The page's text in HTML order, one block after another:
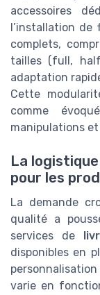
accessoires
l’installation
complets,
tailles (full,
adaptation
Cette
comme
manipulations
La
pour les
La demande
qualité a
services de
disponibles en
varie en